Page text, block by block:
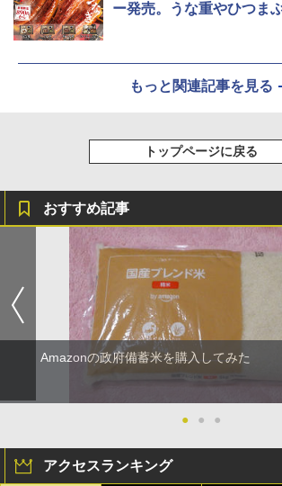
ー発売。うな重やひつま
もっと関連記事を見る
トップページに戻る
おすすめ記事
Amazonの政府備蓄米を購入してみた
● ● ●
アクセスランキング